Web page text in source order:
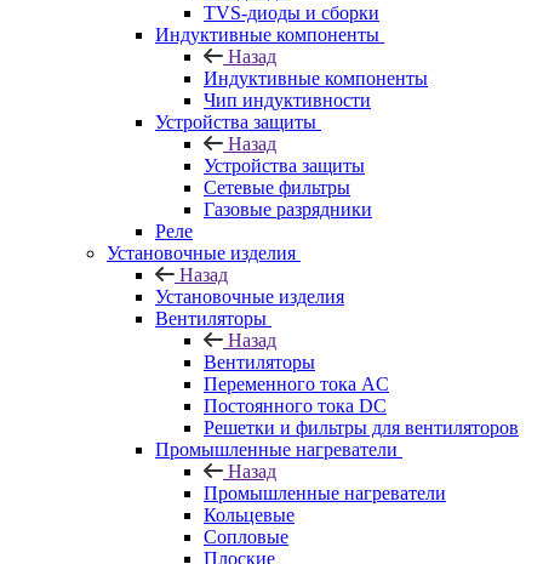
TVS-диоды и сборки
Индуктивные компоненты
Назад
Индуктивные компоненты
Чип индуктивности
Устройства защиты
Назад
Устройства защиты
Сетевые фильтры
Газовые разрядники
Реле
Установочные изделия
Назад
Установочные изделия
Вентиляторы
Назад
Вентиляторы
Переменного тока AC
Постоянного тока DC
Решетки и фильтры для вентиляторов
Промышленные нагреватели
Назад
Промышленные нагреватели
Кольцевые
Сопловые
Плоские